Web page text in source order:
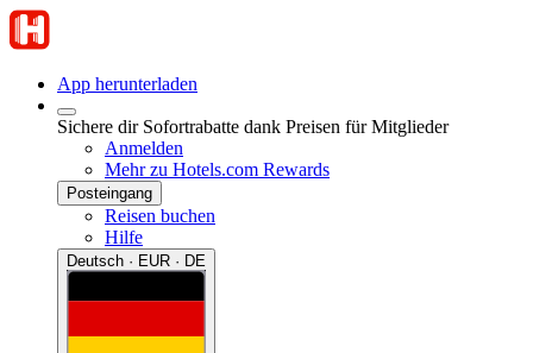
App herunterladen
Sichere dir Sofortrabatte dank Preisen für Mitglieder
Anmelden
Mehr zu Hotels.com Rewards
Posteingang
Reisen buchen
Hilfe
Deutsch · EUR · DE